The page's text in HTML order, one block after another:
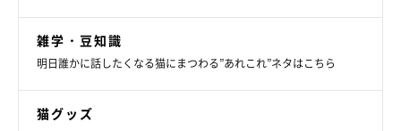
雑学・豆知識
明日誰かに話したくなる猫にまつわる”あれこれ”ネタはこちら
猫グッズ